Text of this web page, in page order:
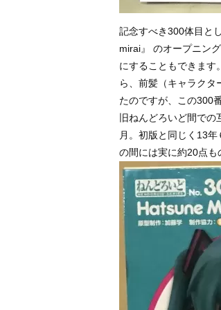
記念すべき300体目と
mirai』 のオープニン
にすることもできます
ら、前髪（キャラクタ
たのですが、この300
旧ねんどろいど間で
月。初版と同じく13
の間には実に約20点も